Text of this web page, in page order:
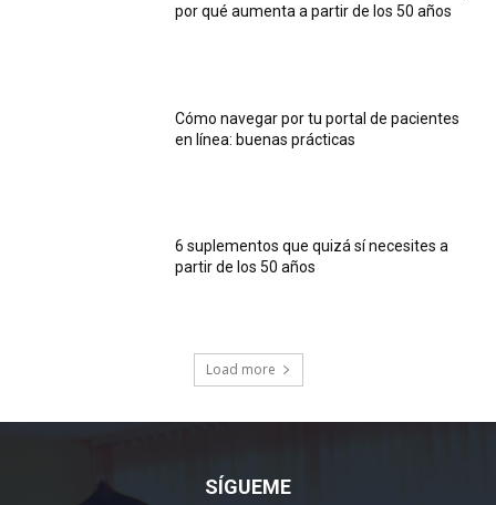
por qué aumenta a partir de los 50 años
Cómo navegar por tu portal de pacientes
en línea: buenas prácticas
6 suplementos que quizá sí necesites a
partir de los 50 años
Load more
SÍGUEME